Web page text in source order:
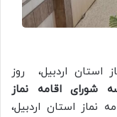
استان اردبیل، روز
شورای اقامه نماز
نماز استان اردبیل،